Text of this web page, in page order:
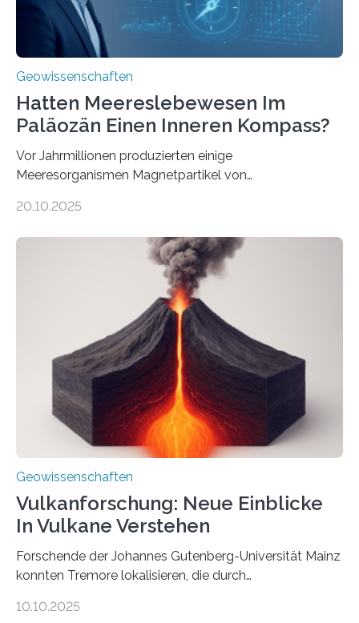
Geowissenschaften
Hatten Meereslebewesen Im
Paläozän Einen Inneren Kompass?
Vor Jahrmillionen produzierten einige
Meeresorganismen Magnetpartikel von
Sedimenten zu finden sind. Nun ist es einem
Domänen auf einem dieser „Riesenmagnetfossilien” mit
einer raffinierten Methode an der Diamond-
Röntgenquelle zu kartieren. Ihre Analyse zeigt, dass
diese Partikel es den Organismen ermöglicht haben
könnten, winzige Schwankungen sowohl in der
Richtung als auch in der Intensität des Erdmagnetfelds
wahrzunehmen. Dadurch konnten sie sich verorten und
über den Ozean navigieren. Vor einigen Jahren…
20.10.2025
Geowissenschaften
Vulkanforschung: Neue Einblicke
In Vulkane Verstehen
Forschende der Johannes Gutenberg-Universität Mainz
konnten Tremore lokalisieren, die durch
Vulkan? Was passiert in der Erde darunter? Wo
10.10.2025